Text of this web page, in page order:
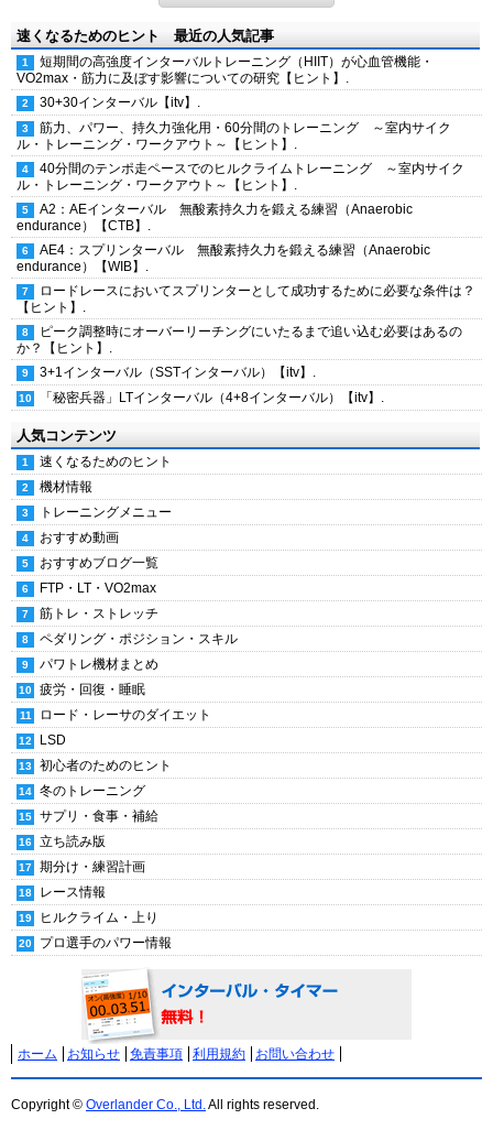
速くなるためのヒント 最近の人気記事
短期間の高強度インターバルトレーニング（HIIT）が心血管機能・
VO2max・筋力に及ぼす影響についての研究【ヒント】.
30+30インターバル【itv】.
筋力、パワー、持久力強化用・60分間のトレーニング ～室内サイク
ル・トレーニング・ワークアウト～【ヒント】.
40分間のテンポ走ペースでのヒルクライムトレーニング ～室内サイク
ル・トレーニング・ワークアウト～【ヒント】.
A2：AEインターバル 無酸素持久力を鍛える練習（Anaerobic
endurance）【CTB】.
AE4：スプリンターバル 無酸素持久力を鍛える練習（Anaerobic
endurance）【WIB】.
ロードレースにおいてスプリンターとして成功するために必要な条件は？
【ヒント】.
ピーク調整時にオーバーリーチングにいたるまで追い込む必要はあるの
か？【ヒント】.
3+1インターバル（SSTインターバル）【itv】.
「秘密兵器」LTインターバル（4+8インターバル）【itv】.
人気コンテンツ
速くなるためのヒント
機材情報
トレーニングメニュー
おすすめ動画
おすすめブログ一覧
FTP・LT・VO2max
筋トレ・ストレッチ
ペダリング・ポジション・スキル
パワトレ機材まとめ
疲労・回復・睡眠
ロード・レーサのダイエット
LSD
初心者のためのヒント
冬のトレーニング
サプリ・食事・補給
立ち読み版
期分け・練習計画
レース情報
ヒルクライム・上り
プロ選手のパワー情報
ホーム お知らせ 免責事項 利用規約 お問い合わせ
Copyright © Overlander Co., Ltd.All rights reserved.